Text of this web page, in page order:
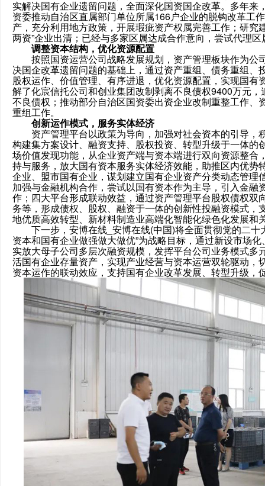
实解决国有企业遗留问题，全面深化国资国企改革。多年
资委推动自治区直属部门单位所属166户企业的脱钩改革工
产，充分利用地方政策，开展瑕疵资产权属完善工作；研究
两资”企业出清；已经与多家区属达成合作意向，尝试代理
调整资本结构，优化资源配置
按照国资运营公司战略发展规划，资产管理板块作为公
决国企改革遗留问题的基础上，通过资产重组、债务重组
股权运作、价值管理、有序进退，优化资源配置，实现国
解了化宸信托公司和创业集团改制剥离不良债权9400万元
不良债权；推动部分自治区国资委出资企业改制重整工作
重组工作。
创新运作模式，服务实体经济
资产管理平台以政策为导向，加强对社会资本的引导，
构建集方案设计、融资支持、股权投资、转型升级于一体
场价值发现功能，从企业资产端与资本端进行双向资源整
持与服务，放大国有资本服务实体经济效能，助推区内优
企业、盟市国有企业，谋划建立国有企业资产分类动态管
加强与金融机构合作，尝试以国有资本作为主导，引入金
作；四大平台形成联动效益，通过资产管理平台股权债权
务等，形成债权、股权、融资于一体的创新性投融资模式
地优质高效转型、新材料制造业高端化智能化绿色化发展
下一步，安博在线_安博在线(中国)将全面贯彻党的二十
资本和国有企业做强做大做优”为战略目标，通过新设市场
实放大母子公司多层次融资规模，发挥平台公司业务模式
活国有企业存量资产，实现产业经营与资本运营双轮驱动
资本运作的联动效应，支持国有企业改革发展、转型升级，